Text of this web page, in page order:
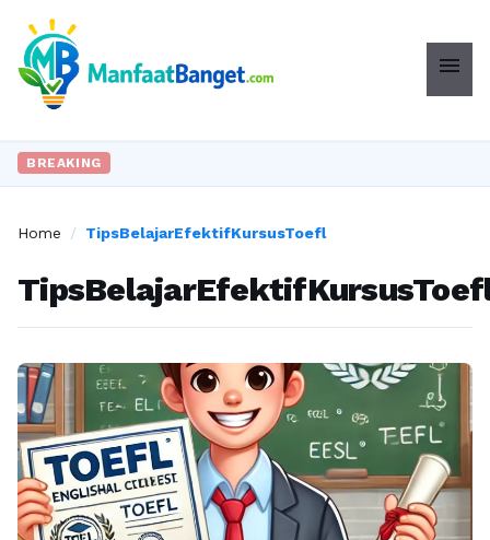
menu
BREAKING
Home / TipsBelajarEfektifKursusToefl